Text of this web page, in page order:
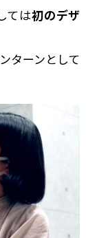
ては初のデザ
ターンとして